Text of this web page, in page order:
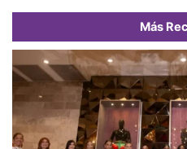
Más